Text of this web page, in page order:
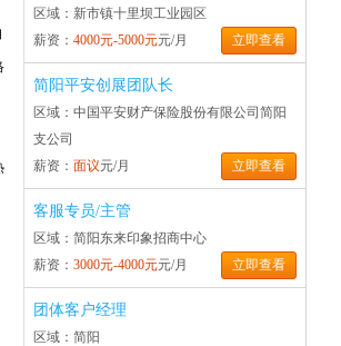
区域：新市镇十里坝工业园区
立即查看
薪资： 4000元-5000元元/月
简阳平安创展团队长
区域：中国平安财产保险股份有限公司简阳
支公司
立即查看
薪资： 面议元/月
客服专员/主管
区域：简阳东来印象招商中心
立即查看
薪资： 3000元-4000元元/月
团体客户经理
区域：简阳